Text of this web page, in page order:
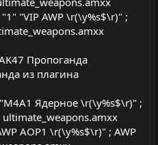
"VIP AWP \r(\y%s$\r)" ;
Пропоганда
из плагина
Ядерное \r(\y%s$\r)" ;
АОР1 \r(\y%s$\r)" ; AWP